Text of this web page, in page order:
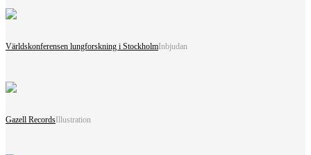
Världskonferensen lungforskning i Stockholm Inbjudan
Gazell Records Illustration